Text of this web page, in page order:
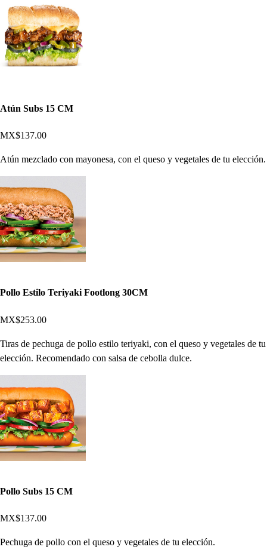
Atún Subs 15 CM
MX$137.00
Atún mezclado con mayonesa, con el queso y vegetales de tu elección.
Pollo Estilo Teriyaki Footlong 30CM
MX$253.00
Tiras de pechuga de pollo estilo teriyaki, con el queso y vegetales de tu
elección. Recomendado con salsa de cebolla dulce.
Pollo Subs 15 CM
MX$137.00
Pechuga de pollo con el queso y vegetales de tu elección.